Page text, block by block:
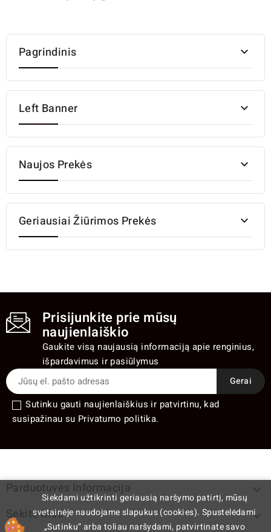
Pagrindinis 
Left Banner 
Naujos Prekės 
Geriausiai Žiūrimos Prekės 
Prisijunkite prie mūsų
naujienlaiškio
Gaukite visą naujausią informaciją apie renginius,
išpardavimus ir pasiūlymus
Sutinku gauti naujienlaiškius ir patvirtinu, kad
susipažinau su Privatumo politika.
Parduotuvės Informacija 
Sekite Mus 
Siekdami užtikrinti geriausią naršymo patirtį, mūsų
svetainėje naudojame slapukus (cookies). Spustelėdami
„Sutinku“ arba toliau naršydami, patvirtinate savo